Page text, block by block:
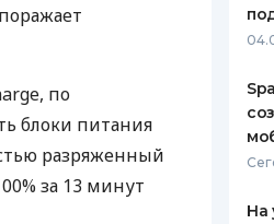
ПУТЕВОДИТЕЛИ ПО
БАНКОВСКИМ КАРТАМ
ВСЕ
по
блоки питания
разряженный
за 13 минут
На